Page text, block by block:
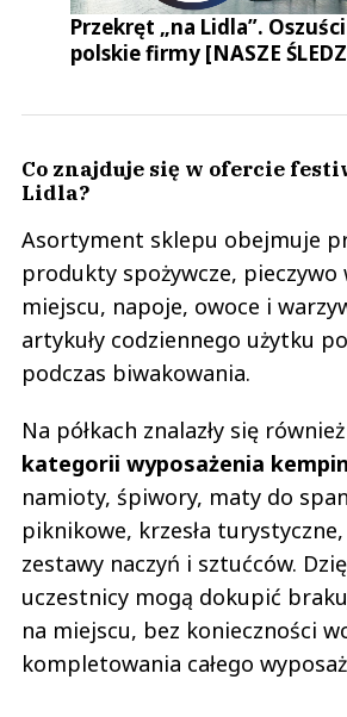
Przekręt „na Lidla”.
polskie firmy [NASZE
Co znajduje się w ofercie
Lidla?
Asortyment sklepu obejmuje
produkty spożywcze, pieczywo
miejscu, napoje, owoce i
artykuły codziennego użytku
podczas biwakowania.
Na półkach znalazły się również
kategorii wyposażenia
namioty, śpiwory, maty do
piknikowe, krzesła
zestawy naczyń i sztućców.
uczestnicy mogą dokupić
na miejscu, bez konieczności
kompletowania całego